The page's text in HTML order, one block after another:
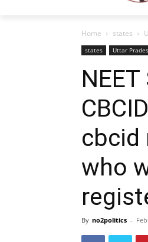
Home states
states Uttar
NEET
cbcid
who
By no2politics -